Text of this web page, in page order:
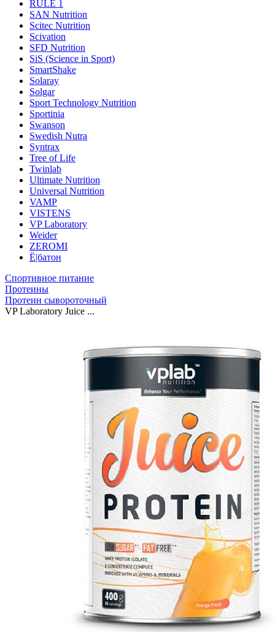
RULE 1
SAN Nutrition
Scitec Nutrition
Scivation
SFD Nutrition
SiS (Science in Sport)
SmartShake
Solaray
Solgar
Sport Technology Nutrition
Sportinia
Swanson
Swedish Nutra
Syntrax
Tree of Life
Twinlab
Ultimate Nutrition
Universal Nutrition
VAMP
VISTENS
VP Laboratory
Weider
ZEROMI
Ё|батон
Спортивное питание
Протеины
Протеин сывороточный
VP Laboratory Juice ...